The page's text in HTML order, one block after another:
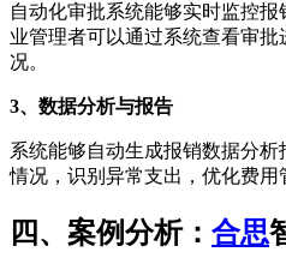
自动化审批系统能够实时监控
业管理者可以通过系统查看审
况。
3、数据分析与报告
系统能够自动生成报销数据分
情况，识别异常支出，优化费用
四、案例分析： 合思